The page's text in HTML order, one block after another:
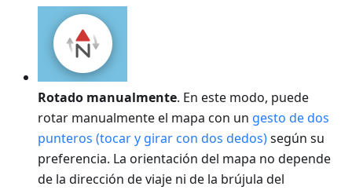
Rotado manualmente. En este modo, puede
rotar manualmente el mapa con un gesto de dos
punteros (tocar y girar con dos dedos)según su
preferencia. La orientación del mapa no depende
de la dirección de viaje ni de la brújula del